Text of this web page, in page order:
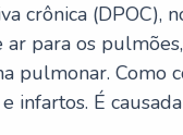
crônica (DPOC),
para os
pulmonar. Como
infartos. É